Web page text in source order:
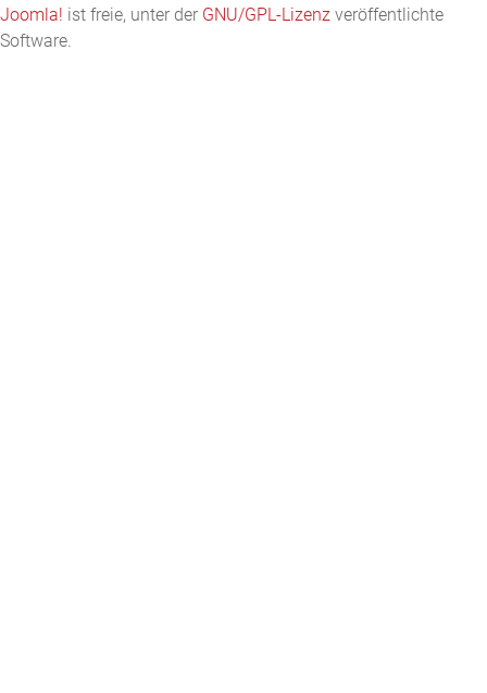
Joomla! ist freie, unter der GNU/GPL-Lizenz veröffentlichte
Software.